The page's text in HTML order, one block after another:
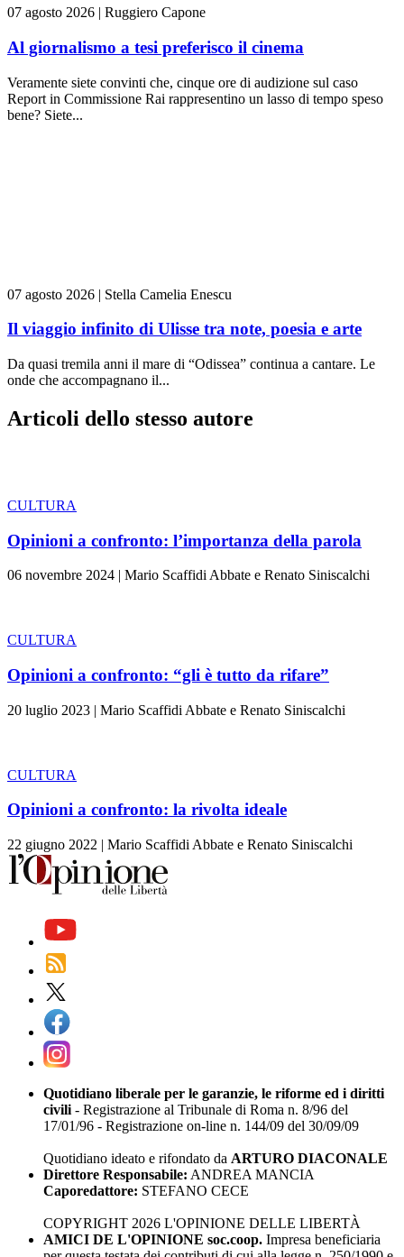
07 agosto 2026 | Ruggiero Capone
Al giornalismo a tesi preferisco il cinema
Veramente siete convinti che, cinque ore di audizione sul caso
Report in Commissione Rai rappresentino un lasso di tempo speso
bene? Siete...
07 agosto 2026 | Stella Camelia Enescu
Il viaggio infinito di Ulisse tra note, poesia e arte
Da quasi tremila anni il mare di “Odissea” continua a cantare. Le
onde che accompagnano il...
Articoli dello stesso autore
CULTURA
Opinioni a confronto: l’importanza della parola
06 novembre 2024 | Mario Scaffidi Abbate e Renato Siniscalchi
CULTURA
Opinioni a confronto: “gli è tutto da rifare”
20 luglio 2023 | Mario Scaffidi Abbate e Renato Siniscalchi
CULTURA
Opinioni a confronto: la rivolta ideale
22 giugno 2022 | Mario Scaffidi Abbate e Renato Siniscalchi
Quotidiano liberale per le garanzie, le riforme ed i diritti
civili - Registrazione al Tribunale di Roma n. 8/96 del
17/01/96 - Registrazione on-line n. 144/09 del 30/09/09
Quotidiano ideato e rifondato da ARTURO DIACONALE
Direttore Responsabile: ANDREA MANCIA
Caporedattore: STEFANO CECE
COPYRIGHT 2026 L'OPINIONE DELLE LIBERTÀ
AMICI DE L'OPINIONE soc.coop. Impresa beneficiaria